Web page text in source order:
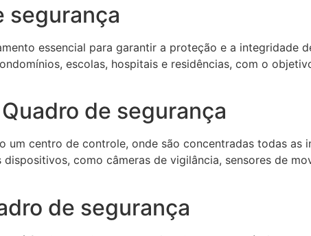
segurança
essencial para garantir a proteção e a integridade
escolas, hospitais e residências, com o
de segurança
um centro de controle, onde são concentradas todas as
como câmeras de vigilância, sensores de
de segurança